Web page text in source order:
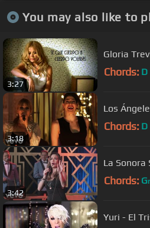
You may also like to
3:27
Gloria
Chords: D
3:18
Los
Chords: D
3:42
La
Chords: G
Yuri - El